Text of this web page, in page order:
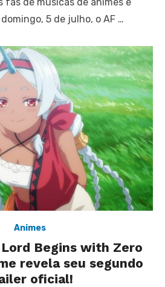
5 de julho, o AF …
Animes
Begins with Zero
revela seu segundo
oficial!